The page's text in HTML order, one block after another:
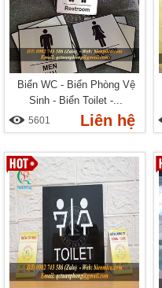
Biển WC - Biển Phòng Vệ
Sinh - Biển Toilet -...
5601 Liên hệ